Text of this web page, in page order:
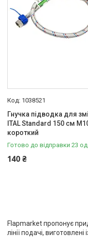
1038521
Гнучка підводка для
ITAL Standard 150 см
короткий
Готово до відправки 23
140 ₴
Flapmarket пропонує
лінії подачі, виготовлені